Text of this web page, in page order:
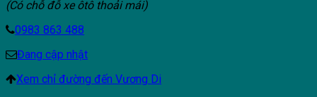
(Có chỗ đỗ xe ôtô thoải mái)
0983 863 488
Đang cập nhật
Xem chỉ đường đến Vương Di